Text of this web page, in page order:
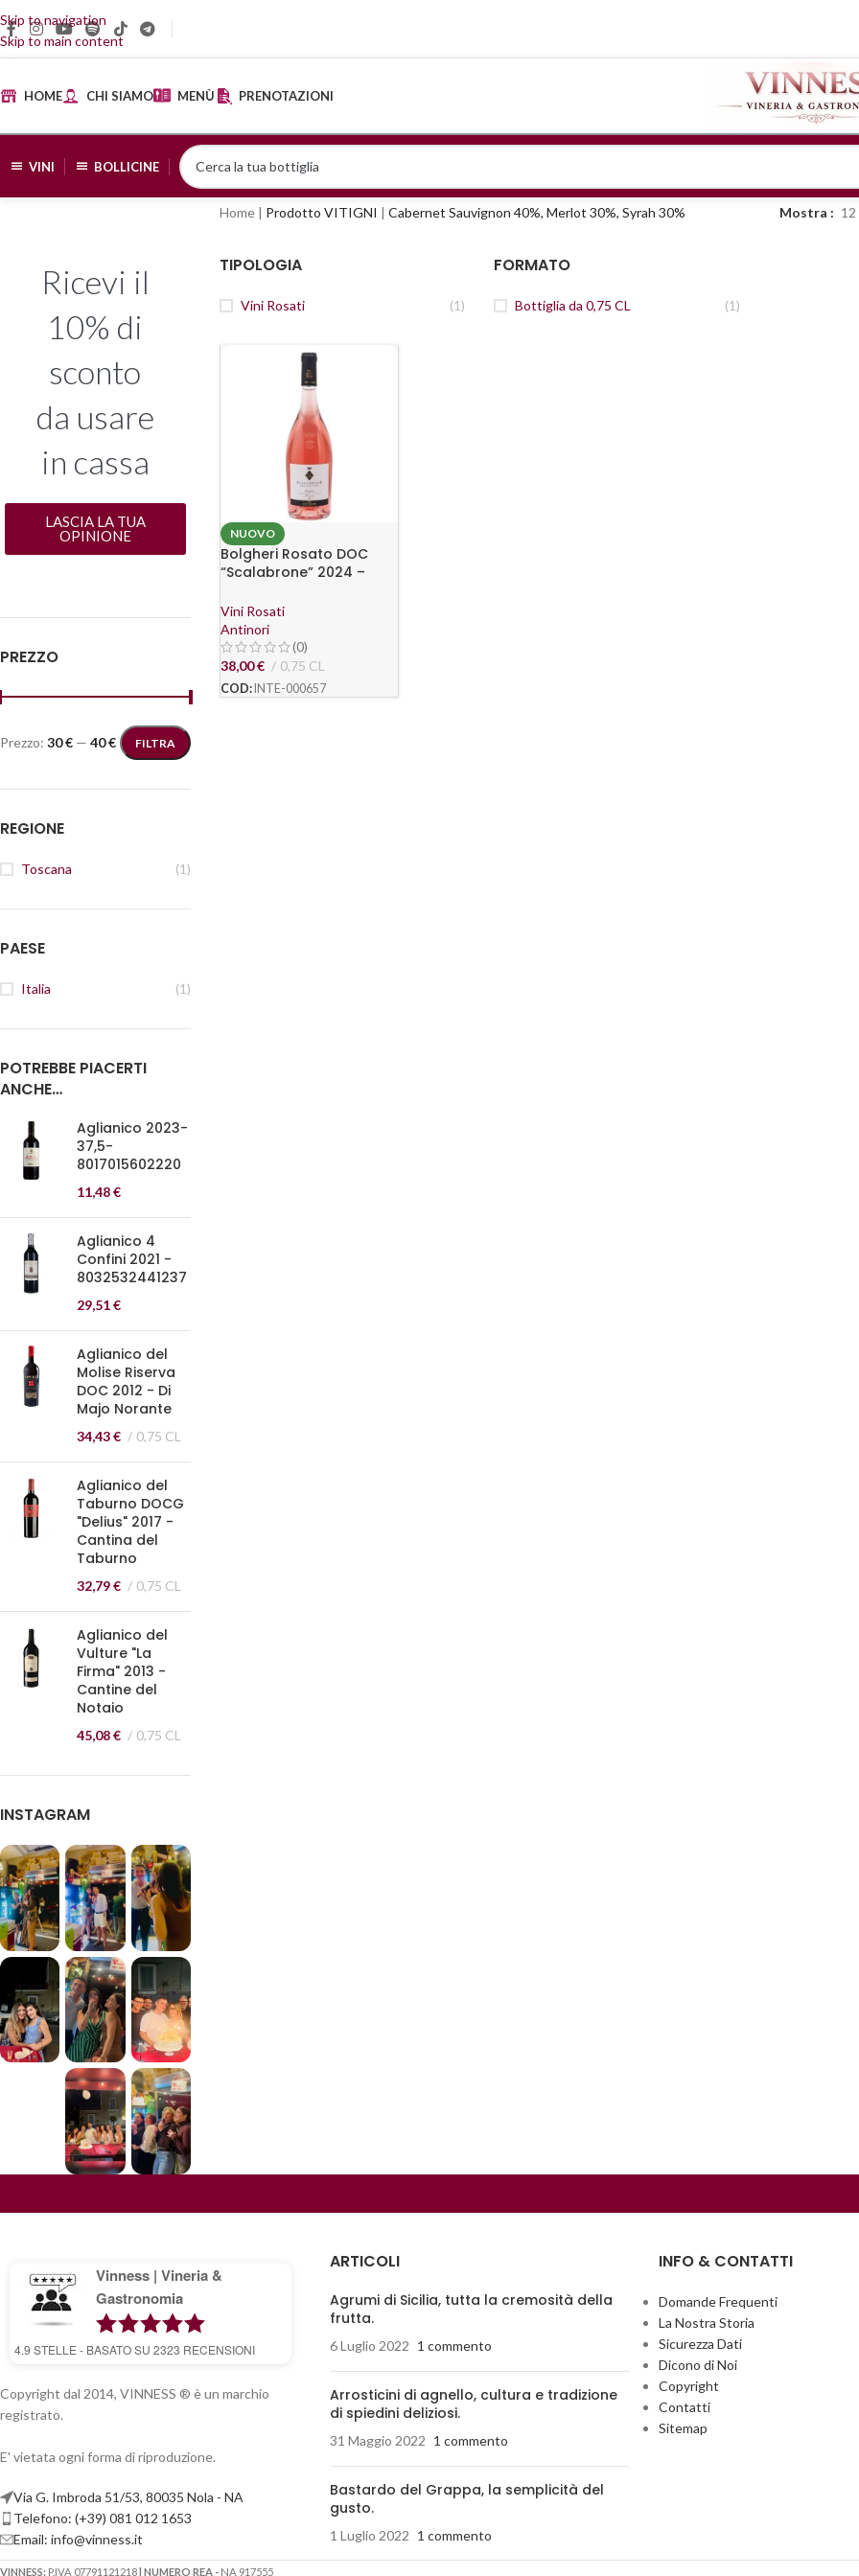
Skip to navigation
Skip to main content
HOME CHI SIAMO MENÙ PRENOTAZIONI
VINI BOLLICINE
Ricevi il
10% di
sconto
da usare
in cassa
LASCIA LA TUA
OPINIONE
PREZZO
FILTRA
Prezzo: 30 € — 40 €
REGIONE
Toscana (1)
PAESE
Italia (1)
POTREBBE PIACERTI
ANCHE…
Aglianico 2023-
37,5-
8017015602220
11,48€
Aglianico 4
Confini 2021 -
8032532441237
29,51€
Aglianico del
Molise Riserva
DOC 2012 - Di
Majo Norante
34,43€ 0,75 CL
Aglianico del
Taburno DOCG
"Delius" 2017 -
Cantina del
Taburno
32,79€ 0,75 CL
Aglianico del
Vulture "La
Firma" 2013 -
Cantine del
Notaio
45,08€ 0,75 CL
INSTAGRAM
Home | Prodotto VITIGNI | Cabernet Sauvignon 40%, Merlot 30%, Syrah 30% Mostra 12
TIPOLOGIA
Vini Rosati (1)
FORMATO
Bottiglia da 0,75 CL (1)
NUOVO
Bolgheri Rosato DOC
“Scalabrone” 2024 –
Antinori
Vini Rosati
Antinori
(0)
38,00€ 0,75 CL
COD: INTE-000657
Vinness | Vineria &
Gastronomia
4.9 STELLE - BASATO SU 2323 RECENSIONI
Copyright dal 2014, VINNESS ® è un marchio
registrato.
E' vietata ogni forma di riproduzione.
Via G. Imbroda 51/53, 80035 Nola - NA
Telefono: (+39) 081 012 1653
Email: info@vinness.it
ARTICOLI
Agrumi di Sicilia, tutta la cremosità della
frutta.
6 Luglio 2022 1 commento
Arrosticini di agnello, cultura e tradizione
di spiedini deliziosi.
31 Maggio 2022 1 commento
Bastardo del Grappa, la semplicità del
gusto.
1 Luglio 2022 1 commento
INFO & CONTATTI
Domande Frequenti
La Nostra Storia
Sicurezza Dati
Dicono di Noi
Copyright
Contatti
Sitemap
VINNESS: P.IVA 07791121218| NUMERO REA - NA 917555